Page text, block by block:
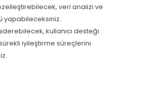
veri analizi ve
yapabileceksiniz.
kullanıcı desteği
iyileştirme süreçlerini